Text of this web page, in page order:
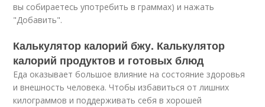
вы собираетесь употребить в граммах) и нажать
"Добавить".
Калькулятор калорий бжу. Калькулятор
калорий продуктов и готовых блюд
Еда оказывает большое влияние на состояние здоровья
и внешность человека. Чтобы избавиться от лишних
килограммов и поддерживать себя в хорошей